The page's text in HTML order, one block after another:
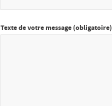
Texte de votre message (obligatoire)